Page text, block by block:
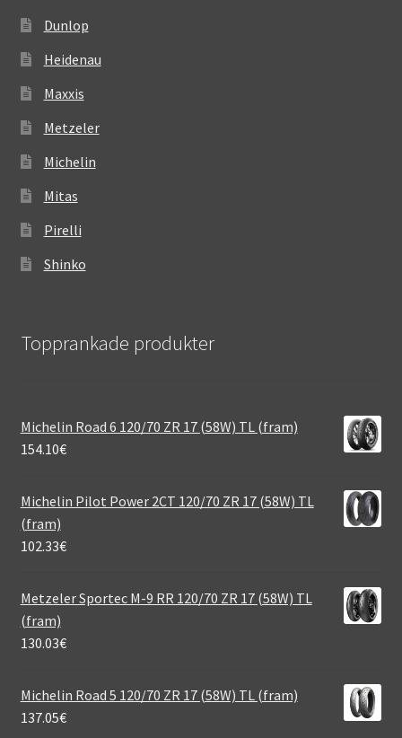
Dunlop
Heidenau
Maxxis
Metzeler
Michelin
Mitas
Pirelli
Shinko
Topprankade produkter
Michelin Road 6 120/70 ZR 17 (58W) TL (fram)
154.10€
Michelin Pilot Power 2CT 120/70 ZR 17 (58W) TL
(fram)
102.33€
Metzeler Sportec M-9 RR 120/70 ZR 17 (58W) TL
(fram)
130.03€
Michelin Road 5 120/70 ZR 17 (58W) TL (fram)
137.05€